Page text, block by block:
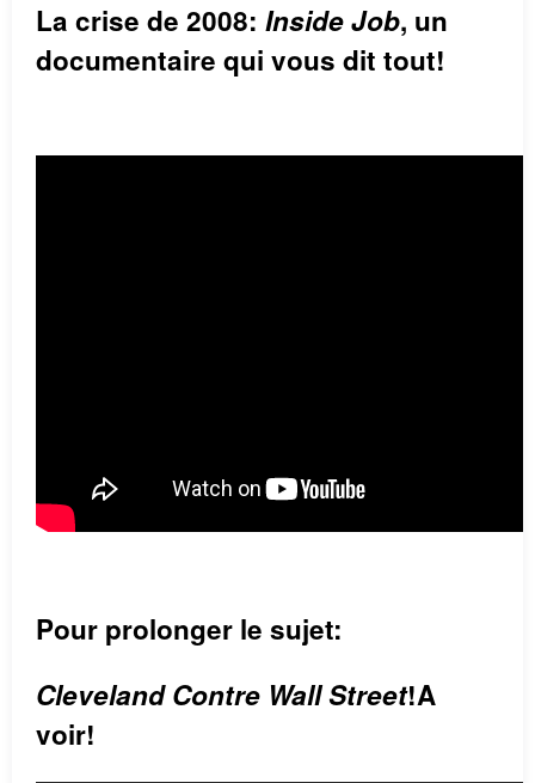
La crise de 2008: Inside Job, un
documentaire qui vous dit tout!
Pour prolonger le sujet:
Cleveland Contre Wall Street!A
voir!